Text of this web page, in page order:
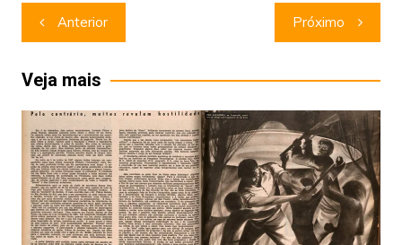
Navegação
de
Post
Anterior Próximo
Veja mais